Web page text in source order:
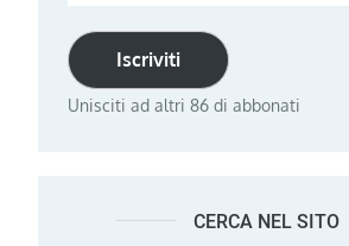
Iscriviti
Unisciti ad altri 86 di abbonati
CERCA NEL SITO